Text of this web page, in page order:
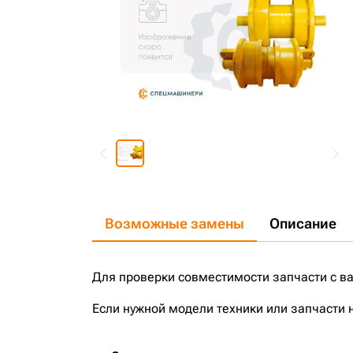
Возможные замены Описание
Для проверки совместимости запчасти с
Если нужной модели техники или запчасти